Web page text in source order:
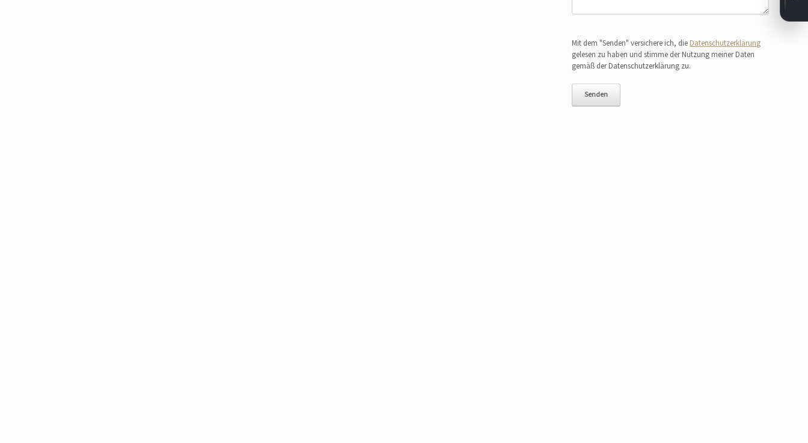
Mit dem "Senden" versichere ich, die Datenschutzerklärung
gelesen zu haben und stimme der Nutzung meiner Daten
gemäß der Datenschutzerklärung zu.